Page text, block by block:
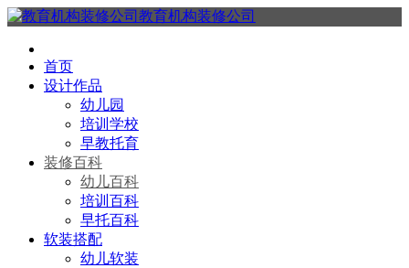
教育机构装修公司
首页
设计作品
幼儿园
培训学校
早教托育
装修百科
幼儿百科
培训百科
早托百科
软装搭配
幼儿软装